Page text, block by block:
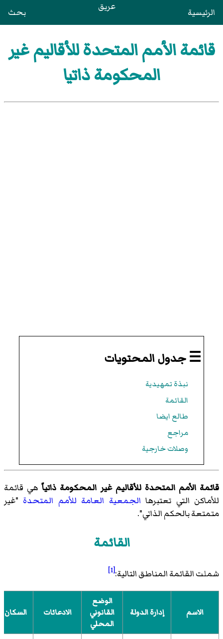
الرئيسية عريق بحث
قائمة الأمم المتحدة للأقاليم غير
المحكومة ذاتيا
☰ جدول المحتويات
نبذة تمهيدية
القائمة
طالع ايضا
مراجع
وصلات خارجية
قائمة الأمم المتحدة للأقاليم غير المحكومة ذاتياًهي قائمة
للأماكن التي تعتبرها الجمعية العامة للأمم المتحدة "غير
متمتعة بالحكم الذاتي".
القائمة
شملت القائمة المناطق التالية:[1]
الاسم إدارة الدولة
الوضع
القانوني
المحلي
الادعائات السكان